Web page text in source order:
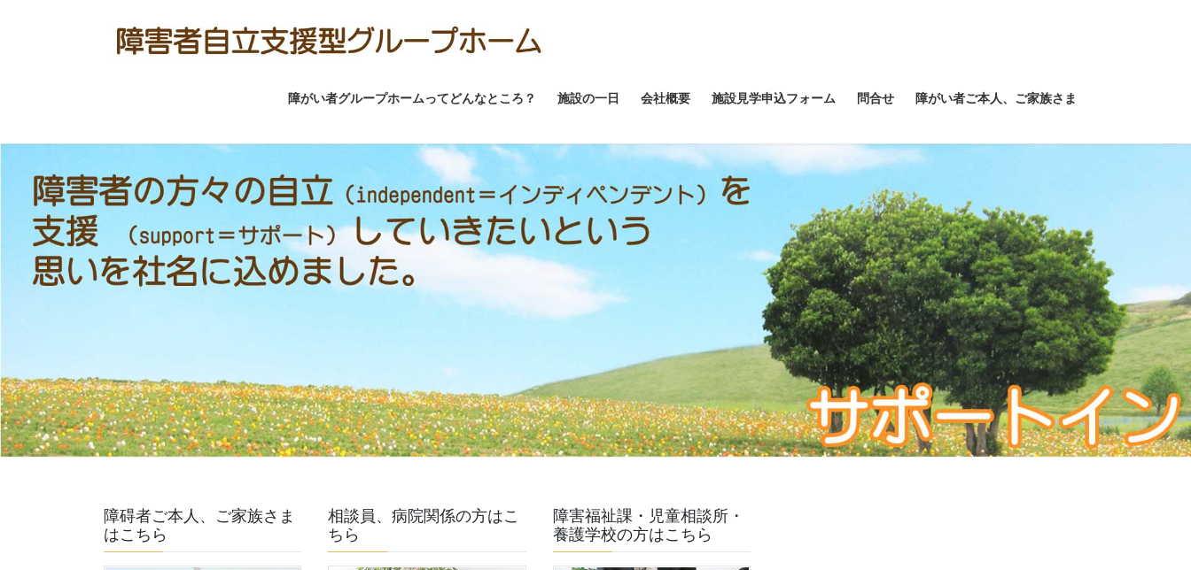
障がい者グループホームってどんなところ？ 施設の一日 会社概要 施設見学申込フォーム 問合せ 障がい者ご本人、ご家族さま
障碍者ご本人、ご家族さま
はこちら
相談員、病院関係の方はこ
ちら
障害福祉課・児童相談所・
養護学校の方はこちら